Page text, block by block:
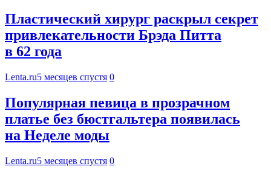
Пластический хирург раскрыл секрет
привлекательности Брэда Питта
в 62 года
Lenta.ru5 месяцев спустя 0
Популярная певица в прозрачном
платье без бюстгальтера появилась
на Неделе моды
Lenta.ru5 месяцев спустя 0